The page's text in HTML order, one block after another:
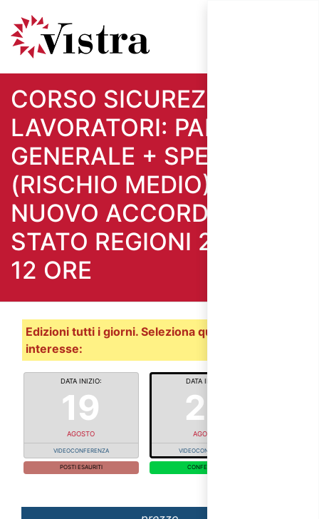
CORSO SICUREZZA
LAVORATORI: PARTE
GENERALE + SPECIFICA
(RISCHIO MEDIO) -
NUOVO ACCORDO
STATO REGIONI 2025 -
12 ORE